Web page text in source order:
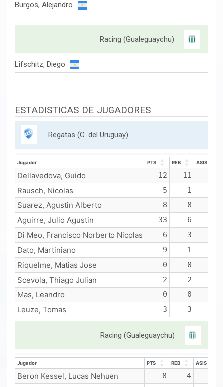
Burgos, Alejandro
Racing (Gualeguaychu)
Lifschitz, Diego
ESTADISTICAS DE JUGADORES
Regatas (C. del Uruguay)
Jugador PTS REB
ASIS
Jugador
Dellavedova, Guido 12 11
Rausch, Nicolas 5 1
Suarez, Agustin Alberto 8 8
Aguirre, Julio Agustin 33 6
Di Meo, Francisco Norberto Nicolas 6 3
Dato, Martiniano 9 1
Riquelme, Matias Jose 0 0
Scevola, Thiago Julian 2 2
Mas, Leandro 0 0
Leuze, Tomas 3 3
Racing (Gualeguaychu)
Jugador PTS REB
ASIS
Jugador
Beron Kessel, Lucas Nehuen 8 4